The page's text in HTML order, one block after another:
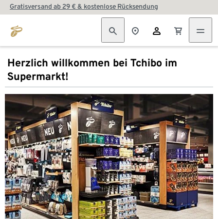
Gratisversand ab 29 € & kostenlose Rücksendung
Herzlich willkommen bei Tchibo im
Supermarkt!